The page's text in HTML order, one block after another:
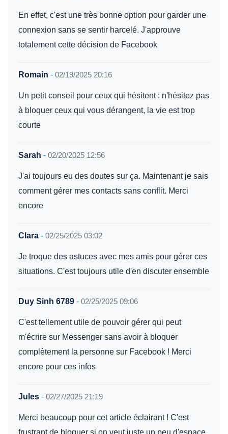
En effet, c'est une très bonne option pour garder une
connexion sans se sentir harcelé. J'approuve
totalement cette décision de Facebook
Romain - 02/19/2025 20:16
Un petit conseil pour ceux qui hésitent : n'hésitez pas
à bloquer ceux qui vous dérangent, la vie est trop
courte
Sarah - 02/20/2025 12:56
J'ai toujours eu des doutes sur ça. Maintenant je sais
comment gérer mes contacts sans conflit. Merci
encore
Clara - 02/25/2025 03:02
Je troque des astuces avec mes amis pour gérer ces
situations. C'est toujours utile d'en discuter ensemble
Duy Sinh 6789 - 02/25/2025 09:06
C'est tellement utile de pouvoir gérer qui peut
m'écrire sur Messenger sans avoir à bloquer
complètement la personne sur Facebook ! Merci
encore pour ces infos
Jules - 02/27/2025 21:19
Merci beaucoup pour cet article éclairant ! C'est
frustrant de bloquer si on veut juste un peu d'espace.